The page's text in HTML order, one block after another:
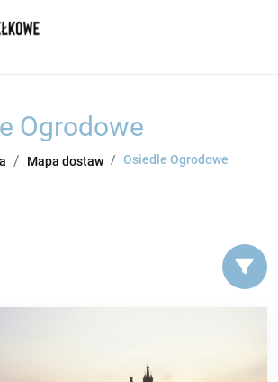
Ogrodowe
Mapa dostaw Osiedle Ogrodowe